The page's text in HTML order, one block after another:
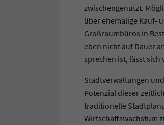
zwischengenutzt.
über ehemalige Kauf-
Großraumbüros in
eben nicht auf Dauer
sprechen ist, lässt
Stadtverwaltungen
Potenzial dieser
traditionelle
Wirtschaftswachstum